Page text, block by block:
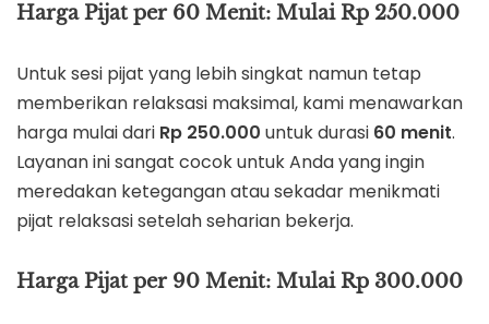
Harga Pijat per 60 Menit: Mulai Rp 250.000
Untuk sesi pijat yang lebih singkat namun tetap
memberikan relaksasi maksimal, kami menawarkan
harga mulai dari Rp 250.000 untuk durasi 60 menit.
Layanan ini sangat cocok untuk Anda yang ingin
meredakan ketegangan atau sekadar menikmati
pijat relaksasi setelah seharian bekerja.
Harga Pijat per 90 Menit: Mulai Rp 300.000